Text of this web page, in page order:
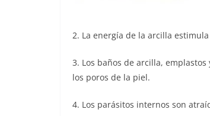
2. La energía de la arcilla
3. Los baños de arcilla,
los poros de la piel.
4. Los parásitos internos son